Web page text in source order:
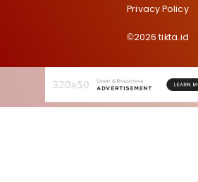
Privacy Policy
©2026 tikta.id